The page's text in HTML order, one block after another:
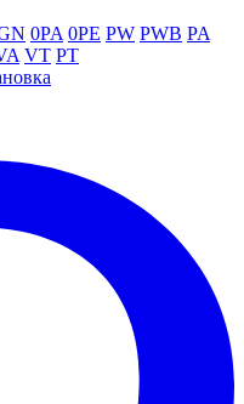
0PA 0PE PW PWB PA
VT PT